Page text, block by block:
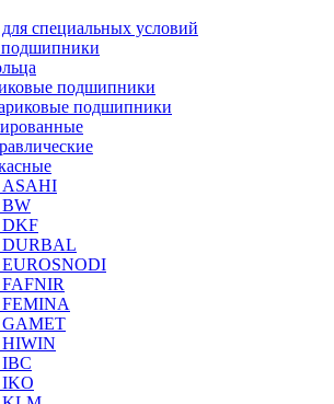
специальных условий
подшипники
подшипники